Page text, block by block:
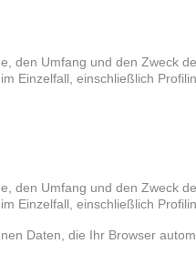
den Umfang und den Zweck
Einzelfall, einschließlich
den Umfang und den Zweck
Einzelfall, einschließlich
Daten, die Ihr Browser